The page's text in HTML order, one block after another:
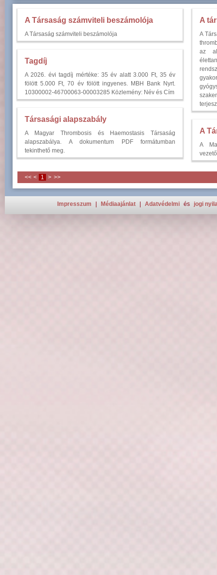
A Társaság számviteli beszámolója
A Társaság számviteli beszámolója
Tagdíj
A 2026. évi tagdíj mértéke: 35 év alatt 3.000 Ft, 35 év
fölött 5.000 Ft, 70 év fölött ingyenes. MBH Bank Nyrt.
10300002-46700063-00003285 Közlemény: Név és Cím
Társasági alapszabály
A Magyar Thrombosis és Haemostasis Társaság
alapszabálya. A dokumentum PDF formátumban
tekinthető meg.
A
A
az
A
A
<< < 1 > >>
Impresszum | Médiaajánlat | Adatvédelmi és jogi